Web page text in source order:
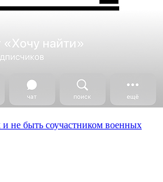
не быть соучастником военных